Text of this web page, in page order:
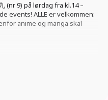
(nr 9) på lørdag fra kl.14 –
events! ALLE er velkommen:
anime og manga skal
swap, dvs. bytte Pokemon,